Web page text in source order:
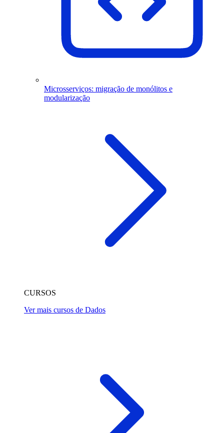
Microsserviços: migração de monólitos e
modularização
CURSOS
Ver mais cursos de Dados